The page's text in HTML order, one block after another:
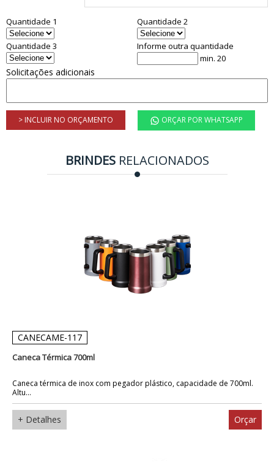
Quantidade 1 Quantidade 2
Quantidade 3
Informe outra quantidade
min. 20
Solicitações adicionais
> INCLUIR NO ORÇAMENTO ORÇAR POR WHATSAPP
BRINDESRELACIONADOS
CANECAME-117
Caneca Térmica 700ml
Caneca térmica de inox com pegador plástico, capacidade de 700ml.
Altu...
+ Detalhes Orçar